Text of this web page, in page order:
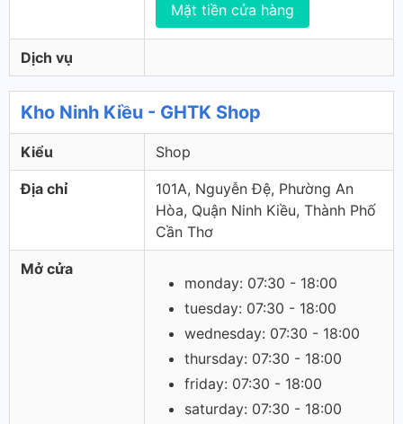
Mặt tiền cửa hàng
Dịch vụ
Kho Ninh Kiều - GHTK Shop
Kiểu Shop
Địa chỉ
101A, Nguyễn Đệ, Phường An
Hòa, Quận Ninh Kiều, Thành Phố
Cần Thơ
Mở cửa
monday: 07:30 - 18:00
tuesday: 07:30 - 18:00
wednesday: 07:30 - 18:00
thursday: 07:30 - 18:00
friday: 07:30 - 18:00
saturday: 07:30 - 18:00